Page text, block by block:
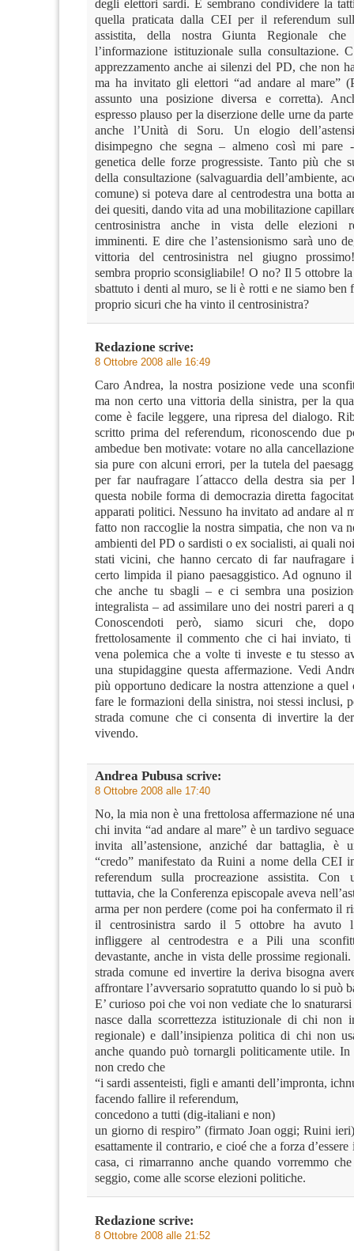
degli elettori sardi. E sembrano condividere la
quella praticata dalla CEI per il referendum
assistita, della nostra Giunta Regionale
l’informazione istituzionale sulla consultazione.
apprezzamento anche ai silenzi del PD, che non
ma ha invitato gli elettori “ad andare al mare”
assunto una posizione diversa e corretta).
espresso plauso per la diserzione delle urne da
anche l’Unità di Soru. Un elogio
disimpegno che segna – almeno così mi pare -
genetica delle forze progressiste. Tanto più che
della consultazione (salvaguardia dell’ambiente,
comune) si poteva dare al centrodestra una botta
dei quesiti, dando vita ad una mobilitazione
centrosinistra anche in vista delle elezioni
imminenti. E dire che l’astensionismo sarà uno
vittoria del centrosinistra nel giugno
sembra proprio sconsigliabile! O no? Il 5 ottobre la
sbattuto i denti al muro, se li è rotti e ne siamo ben
proprio sicuri che ha vinto il centrosinistra?
Redazione scrive:
8 Ottobre 2008 alle 16:49
Caro Andrea, la nostra posizione vede una
ma non certo una vittoria della sinistra, per la
come è facile leggere, una ripresa del dialogo.
scritto prima del referendum, riconoscendo due
ambedue ben motivate: votare no alla
sia pure con alcuni errori, per la tutela del
per far naufragare l´attacco della destra sia per
questa nobile forma di democrazia diretta
apparati politici. Nessuno ha invitato ad andare al
fatto non raccoglie la nostra simpatia, che non va
ambienti del PD o sardisti o ex socialisti, ai quali
stati vicini, che hanno cercato di far naufragare
certo limpida il piano paesaggistico. Ad ognuno
che anche tu sbagli – e ci sembra una
integralista – ad assimilare uno dei nostri pareri a
Conoscendoti però, siamo sicuri che,
frettolosamente il commento che ci hai inviato, ti
vena polemica che a volte ti investe e tu stesso
una stupidaggine questa affermazione. Vedi
più opportuno dedicare la nostra attenzione a quel
fare le formazioni della sinistra, noi stessi inclusi,
strada comune che ci consenta di invertire la
vivendo.
Andrea Pubusa scrive:
8 Ottobre 2008 alle 17:40
No, la mia non è una frettolosa affermazione né
chi invita “ad andare al mare” è un tardivo
invita all’astensione, anziché dar battaglia, è
“credo” manifestato da Ruini a nome della CEI
referendum sulla procreazione assistita. Con
tuttavia, che la Conferenza episcopale aveva
arma per non perdere (come poi ha confermato il
il centrosinistra sardo il 5 ottobre ha avuto
infliggere al centrodestra e a Pili una
devastante, anche in vista delle prossime
strada comune ed invertire la deriva bisogna
affrontare l’avversario sopratutto quando lo si può
E’ curioso poi che voi non vediate che lo
nasce dalla scorrettezza istituzionale di chi non
regionale) e dall’insipienza politica di chi non
anche quando può tornargli politicamente utile.
non credo che
“i sardi assenteisti, figli e amanti dell’impronta,
facendo fallire il referendum,
concedono a tutti (dig-italiani e non)
un giorno di respiro” (firmato Joan oggi; Ruini
esattamente il contrario, e cioé che a forza
casa, ci rimarranno anche quando vorremmo
seggio, come alle scorse elezioni politiche.
Redazione scrive:
8 Ottobre 2008 alle 21:52